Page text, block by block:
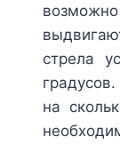
стрела
на